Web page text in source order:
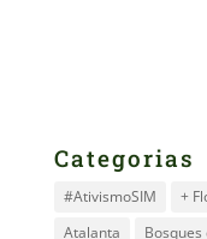
Categorias
#AtivismoSIM +
Atalanta